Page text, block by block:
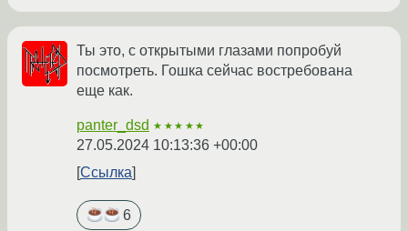
Ты это, с открытыми глазами попробуй
посмотреть. Гошка сейчас востребована
еще как.
panter_dsd ★★★★★
27.05.2024 10:13:36 +00:00
Ссылка
6